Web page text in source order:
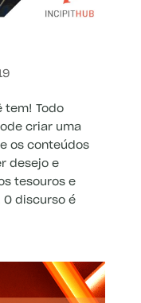
tem! Todo
criar uma
os conteúdos
desejo e
tesouros e
discurso é